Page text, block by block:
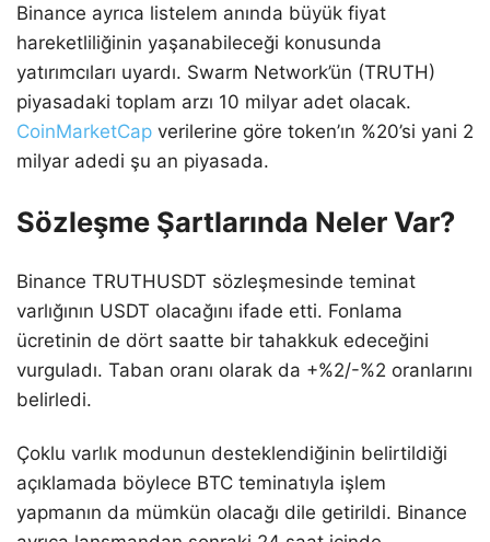
Binance ayrıca listelem anında büyük fiyat
hareketliliğinin yaşanabileceği konusunda
yatırımcıları uyardı. Swarm Network’ün (TRUTH)
piyasadaki toplam arzı 10 milyar adet olacak.
CoinMarketCap verilerine göre token’ın %20’si yani 2
milyar adedi şu an piyasada.
Sözleşme Şartlarında Neler Var?
Binance TRUTHUSDT sözleşmesinde teminat
varlığının USDT olacağını ifade etti. Fonlama
ücretinin de dört saatte bir tahakkuk edeceğini
vurguladı. Taban oranı olarak da +%2/-%2 oranlarını
belirledi.
Çoklu varlık modunun desteklendiğinin belirtildiği
açıklamada böylece BTC teminatıyla işlem
yapmanın da mümkün olacağı dile getirildi. Binance